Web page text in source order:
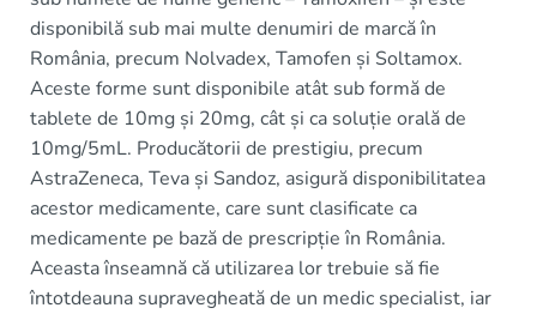
disponibilă sub mai multe denumiri de marcă în
România, precum Nolvadex, Tamofen și Soltamox.
Aceste forme sunt disponibile atât sub formă de
tablete de 10mg și 20mg, cât și ca soluție orală de
10mg/5mL. Producătorii de prestigiu, precum
AstraZeneca, Teva și Sandoz, asigură disponibilitatea
acestor medicamente, care sunt clasificate ca
medicamente pe bază de prescripție în România.
Aceasta înseamnă că utilizarea lor trebuie să fie
întotdeauna supravegheată de un medic specialist, iar